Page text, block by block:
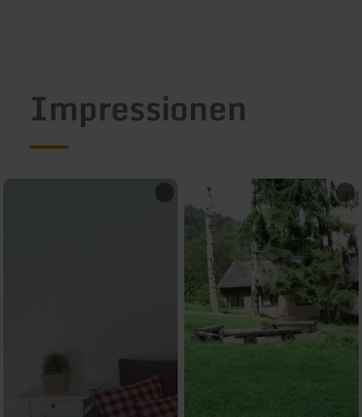
Impressionen